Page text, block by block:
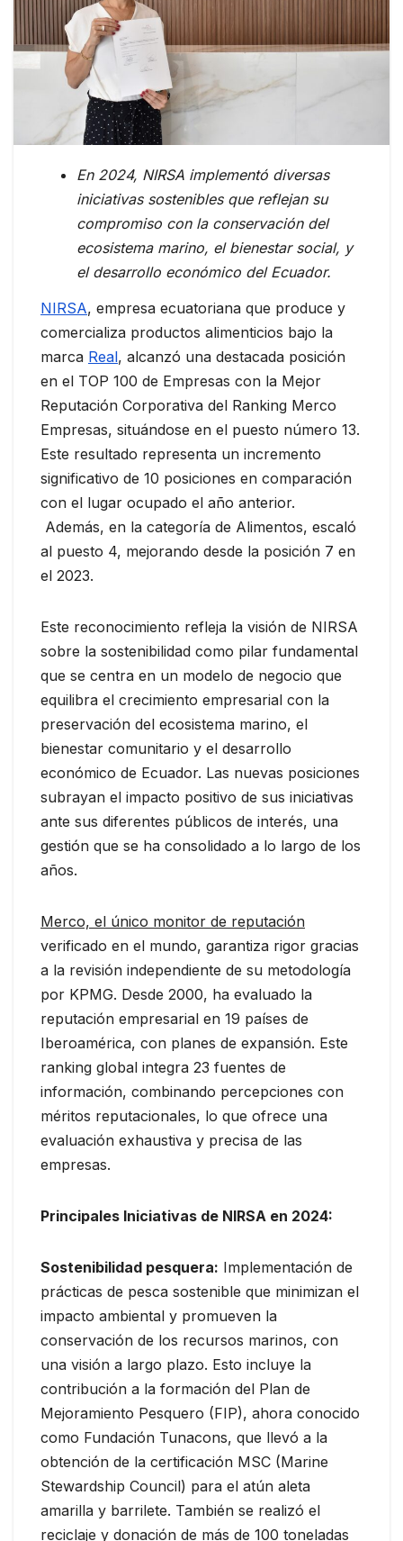
En 2024, NIRSA implementó diversas
iniciativas sostenibles que reflejan su
compromiso con la conservación del
ecosistema marino, el bienestar social, y
el desarrollo económico del Ecuador.
NIRSA, empresa ecuatoriana que produce y
comercializa productos alimenticios bajo la
marca Real, alcanzó una destacada posición
en el TOP 100 de Empresas con la Mejor
Reputación Corporativa del Ranking Merco
Empresas, situándose en el puesto número 13.
Este resultado representa un incremento
significativo de 10 posiciones en comparación
con el lugar ocupado el año anterior.
Además, en la categoría de Alimentos, escaló
al puesto 4, mejorando desde la posición 7 en
el 2023.
Este reconocimiento refleja la visión de NIRSA
sobre la sostenibilidad como pilar fundamental
que se centra en un modelo de negocio que
equilibra el crecimiento empresarial con la
preservación del ecosistema marino, el
bienestar comunitario y el desarrollo
económico de Ecuador. Las nuevas posiciones
subrayan el impacto positivo de sus iniciativas
ante sus diferentes públicos de interés, una
gestión que se ha consolidado a lo largo de los
años.
Merco, el único monitor de reputación
verificado en el mundo, garantiza rigor gracias
a la revisión independiente de su metodología
por KPMG. Desde 2000, ha evaluado la
reputación empresarial en 19 países de
Iberoamérica, con planes de expansión. Este
ranking global integra 23 fuentes de
información, combinando percepciones con
méritos reputacionales, lo que ofrece una
evaluación exhaustiva y precisa de las
empresas.
Principales Iniciativas de NIRSA en 2024:
Sostenibilidad pesquera: Implementación de
prácticas de pesca sostenible que minimizan el
impacto ambiental y promueven la
conservación de los recursos marinos, con
una visión a largo plazo. Esto incluye la
contribución a la formación del Plan de
Mejoramiento Pesquero (FIP), ahora conocido
como Fundación Tunacons, que llevó a la
obtención de la certificación MSC (Marine
Stewardship Council) para el atún aleta
amarilla y barrilete. También se realizó el
reciclaje y donación de más de 100 toneladas